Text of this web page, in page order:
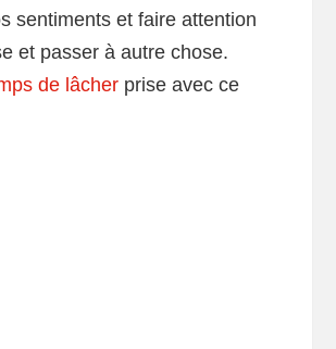
sentiments et faire attention
et passer à autre chose.
de lâcher prise avec ce